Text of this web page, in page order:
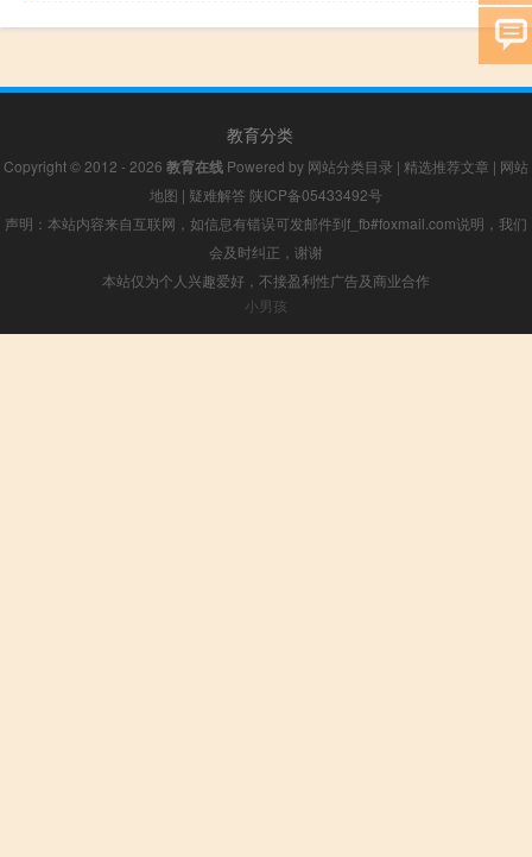
教育分类
Copyright © 2012 - 2026 教育在线 Powered by 网站分类目录 | 精选推荐文章 | 网站
地图 | 疑难解答 陕ICP备05433492号
声明：本站内容来自互联网，如信息有错误可发邮件到f_fb#foxmail.com说明，我们
会及时纠正，谢谢
本站仅为个人兴趣爱好，不接盈利性广告及商业合作
小男孩